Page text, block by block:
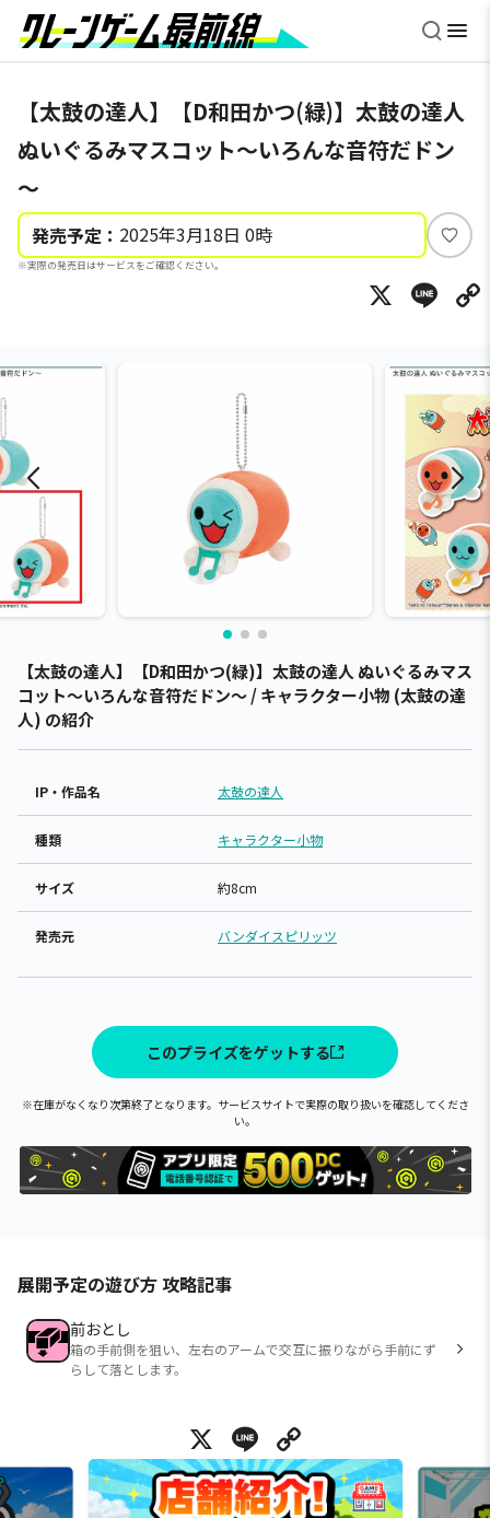
【太鼓の達人】【D和田かつ(緑)】太鼓の達人
ぬいぐるみマスコット～いろんな音符だドン
～
発売予定： 2025年3月18日 0時
※実際の発売日はサービスをご確認ください。
い
ね
X
【太鼓の達人】【D和田かつ(緑)】太鼓の達人 ぬいぐるみマス
コット～いろんな音符だドン～ / キャラクター小物 (太鼓の達
人) の紹介
IP・作品名 太鼓の達人
種類 キャラクター小物
サイズ 約8cm
発売元 バンダイスピリッツ
このプライズをゲットする
※在庫がなくなり次第終了となります。サービスサイトで実際の取り扱いを確認してくださ
い。
展開予定の遊び方 攻略記事
前おとし
箱の手前側を狙い、左右のアームで交互に振りながら手前にず
らして落とします。
X Line